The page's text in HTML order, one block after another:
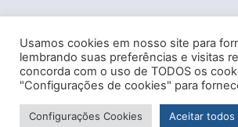
Usamos cookies em nosso site para
lembrando suas preferências e visitas
concorda com o uso de TODOS os
"Configurações de cookies" para
Configurações Cookies Aceitar todos